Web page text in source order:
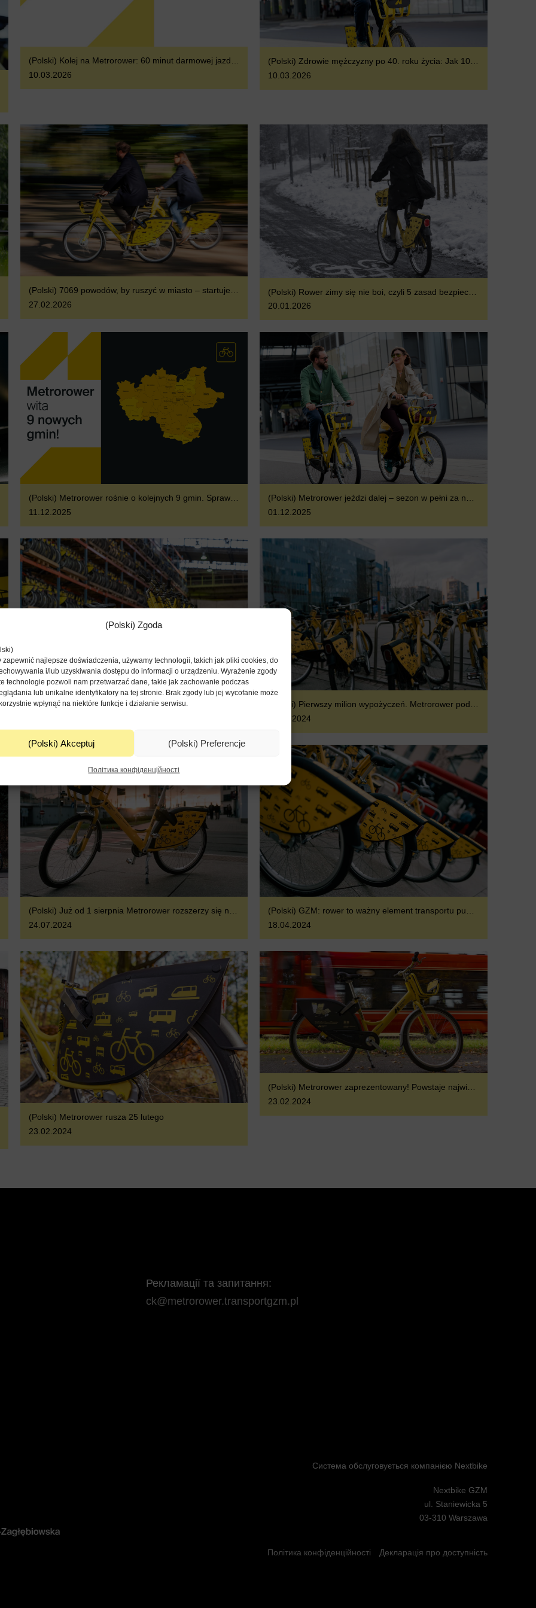
(Polski) Zgoda
zapewnić najlepsze doświadczenia, używamy technologii, takich jak pliki cookies, do
i/lub uzyskiwania dostępu do informacji o urządzeniu. Wyrażenie zgody
technologie pozwoli nam przetwarzać dane, takie jak zachowanie podczas
lub unikalne identyfikatory na tej stronie. Brak zgody lub jej wycofanie może
wpłynąć na niektóre funkcje i działanie serwisu.
(Polski) Akceptuj (Polski) Preferencje
Політика конфіденційності
(Polski) Kolej na Metrorower: 60 minut darmowej jazdy dziennie z Biletem MAX
10.03.2026
10.03.2026
(Polski) 7069 powodów, by ruszyć w miasto – startuje sezon wiosenno-letni Metroroweru
27.02.2026
20.01.2026
(Polski) Metrorower rośnie o kolejnych 9 gmin. Sprawdź, gdzie pojedziesz od 15 grudnia
11.12.2025
(Polski) Metrorower jeździ dalej – sezon w pełni za nami
01.12.2025
17.12.2024
24.07.2024
18.04.2024
(Polski) Metrorower rusza 25 lutego
23.02.2024
(Polski) Metrorower zaprezentowany! Powstaje największy system roweru miejskiego w Polsce
23.02.2024
Рекламації та запитання:
ck@metrorower.transportgzm.pl
Система обслуговується компанією Nextbike
Nextbike GZM
ul. Staniewicka 5
03-310 Warszawa
Політика конфіденційності Декларація про доступність